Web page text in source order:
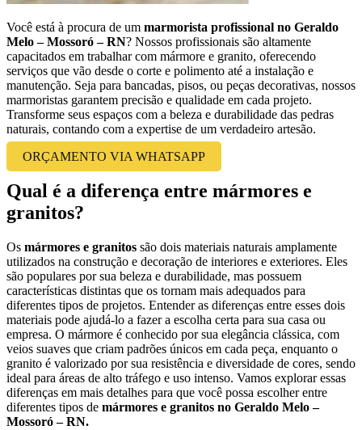
Você está à procura de um marmorista profissional no Geraldo
Melo – Mossoró – RN? Nossos profissionais são altamente
capacitados em trabalhar com mármore e granito, oferecendo
serviços que vão desde o corte e polimento até a instalação e
manutenção. Seja para bancadas, pisos, ou peças decorativas, nossos
marmoristas garantem precisão e qualidade em cada projeto.
Transforme seus espaços com a beleza e durabilidade das pedras
naturais, contando com a expertise de um verdadeiro artesão.
ORÇAMENTO VIA WHATSAPP
Qual é a diferença entre mármores e
granitos?
Os mármores e granitos são dois materiais naturais amplamente
utilizados na construção e decoração de interiores e exteriores. Eles
são populares por sua beleza e durabilidade, mas possuem
características distintas que os tornam mais adequados para
diferentes tipos de projetos. Entender as diferenças entre esses dois
materiais pode ajudá-lo a fazer a escolha certa para sua casa ou
empresa. O mármore é conhecido por sua elegância clássica, com
veios suaves que criam padrões únicos em cada peça, enquanto o
granito é valorizado por sua resistência e diversidade de cores, sendo
ideal para áreas de alto tráfego e uso intenso. Vamos explorar essas
diferenças em mais detalhes para que você possa escolher entre
diferentes tipos de mármores e granitos no Geraldo Melo –
Mossoró – RN.